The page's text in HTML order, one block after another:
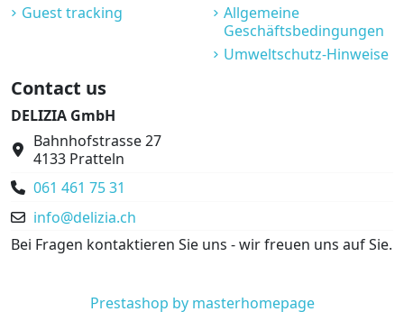
Guest tracking
Allgemeine
Geschäftsbedingungen
Umweltschutz-Hinweise
Contact us
DELIZIA GmbH
Bahnhofstrasse 27
4133 Pratteln
061 461 75 31
info@delizia.ch
Bei Fragen kontaktieren Sie uns - wir freuen uns auf Sie.
Prestashop by masterhomepage